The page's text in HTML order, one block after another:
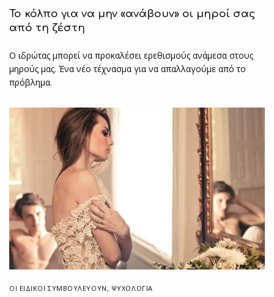
Το κόλπο για να μην «ανάβουν» οι μηροί σας
από τη ζέστη
Ο ιδρώτας μπορεί να προκαλέσει ερεθισμούς ανάμεσα στους
μηρούς μας. Ένα νέο τέχνασμα για να απαλλαγούμε από το
πρόβλημα.
ΟΙ ΕΙΔΙΚΟΊ ΣΥΜΒΟΥΛΕΎΟΥΝ , ΨΥΧΟΛΟΓΙΑ